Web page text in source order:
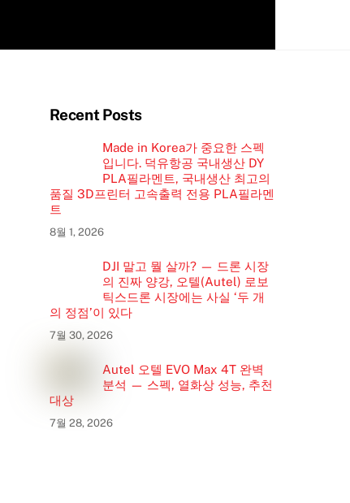
Recent Posts
Made in Korea가 중요한 스펙
입니다. 덕유항공 국내생산 DY
PLA필라멘트, 국내생산 최고의
품질 3D프린터 고속출력 전용 PLA필라멘
트
8월 1, 2026
DJI 말고 뭘 살까? — 드론 시장
의 진짜 양강, 오텔(Autel) 로보
틱스드론 시장에는 사실 ‘두 개
의 정점’이 있다
7월 30, 2026
Autel 오텔 EVO Max 4T 완벽
분석 — 스펙, 열화상 성능, 추천
대상
7월 28, 2026